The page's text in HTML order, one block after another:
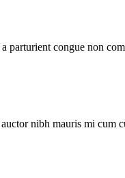
parturient congue non
nibh mauris mi cum